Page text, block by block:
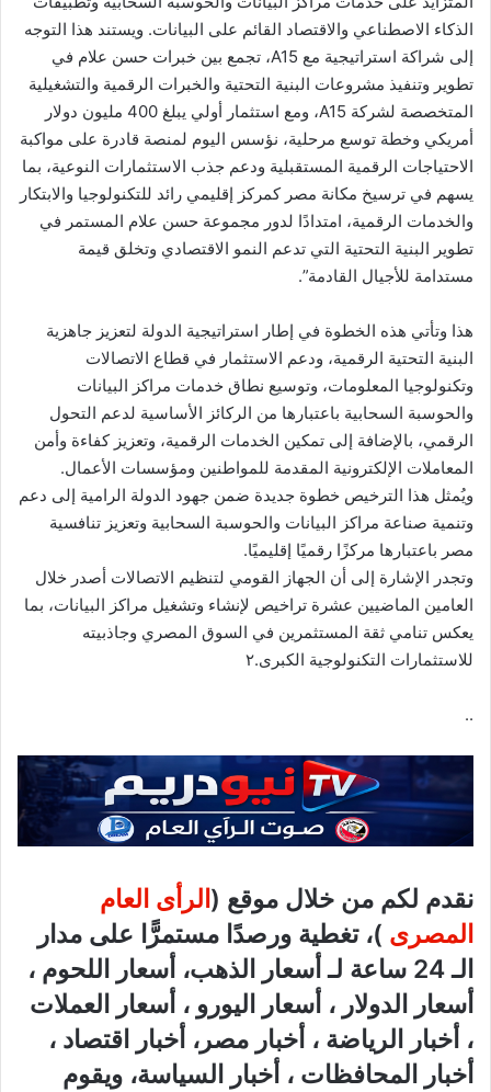
الذكاء الاصطناعي والاقتصاد القائم على البيانات. ويستند هذا التوجه
إلى شراكة استراتيجية مع A15، تجمع بين خبرات حسن علام في
تطوير وتنفيذ مشروعات البنية التحتية والخبرات الرقمية والتشغيلية
المتخصصة لشركة A15، ومع استثمار أولي يبلغ 400 مليون دولار
أمريكي وخطة توسع مرحلية، نؤسس اليوم لمنصة قادرة على مواكبة
الاحتياجات الرقمية المستقبلية ودعم جذب الاستثمارات النوعية، بما
يسهم في ترسيخ مكانة مصر كمركز إقليمي رائد للتكنولوجيا والابتكار
والخدمات الرقمية، امتدادًا لدور مجموعة حسن علام المستمر في
تطوير البنية التحتية التي تدعم النمو الاقتصادي وتخلق قيمة
مستدامة للأجيال القادمة”.
هذا وتأتي هذه الخطوة في إطار استراتيجية الدولة لتعزيز جاهزية
البنية التحتية الرقمية، ودعم الاستثمار في قطاع الاتصالات
وتكنولوجيا المعلومات، وتوسيع نطاق خدمات مراكز البيانات
والحوسبة السحابية باعتبارها من الركائز الأساسية لدعم التحول
الرقمي، بالإضافة إلى تمكين الخدمات الرقمية، وتعزيز كفاءة وأمن
المعاملات الإلكترونية المقدمة للمواطنين ومؤسسات الأعمال.
ويُمثل هذا الترخيص خطوة جديدة ضمن جهود الدولة الرامية إلى دعم
وتنمية صناعة مراكز البيانات والحوسبة السحابية وتعزيز تنافسية
مصر باعتبارها مركزًا رقميًا إقليميًا.
وتجدر الإشارة إلى أن الجهاز القومي لتنظيم الاتصالات أصدر خلال
العامين الماضيين عشرة تراخيص لإنشاء وتشغيل مراكز البيانات، بما
يعكس تنامي ثقة المستثمرين في السوق المصري وجاذبيته
للاستثمارات التكنولوجية الكبرى.٢
..
نقدم لكم من خلال موقع ( الرأى العام
المصرى )، تغطية ورصدًا مستمرًّا على مدار
الـ 24 ساعة لـ أسعار الذهب، أسعار اللحوم ،
أسعار الدولار ، أسعار اليورو ، أسعار العملات
، أخبار الرياضة ، أخبار مصر، أخبار اقتصاد ،
أخبار المحافظات ، أخبار السياسة، ويقوم